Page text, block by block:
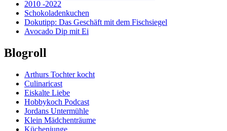
2010 -2022
Schokoladenkuchen
Dokutipp: Das Geschäft mit dem Fischsiegel
Avocado Dip mit Ei
Blogroll
Arthurs Tochter kocht
Culinaricast
Eiskalte Liebe
Hobbykoch Podcast
Jordans Untermühle
Klein Mädchenträume
Küchenjunge